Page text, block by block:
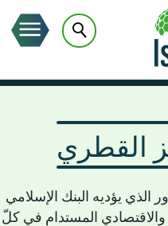
القطري
يؤديه البنك الإسلامي
والاقتصادي المستدام في كلّ